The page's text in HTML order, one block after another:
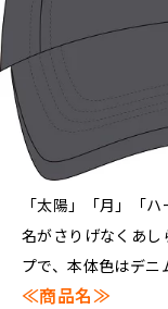
「太陽」「月」「
名がさりげなくあし
プで、本体色はデニ
≪商品名≫